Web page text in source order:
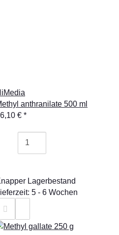
anthranilate 500 ml
€ *
Lagerbestand
5 - 6 Wochen